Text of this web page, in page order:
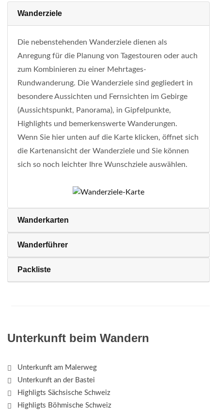
Wanderziele
Die nebenstehenden Wanderziele dienen als
Anregung für die Planung von Tagestouren oder auch
zum Kombinieren zu einer Mehrtages-
Rundwanderung. Die Wanderziele sind gegliedert in
besondere Aussichten und Fernsichten im Gebirge
(Aussichtspunkt, Panorama), in Gipfelpunkte,
Highlights und bemerkenswerte Wanderungen.
Wenn Sie hier unten auf die Karte klicken, öffnet sich
die Kartenansicht der Wanderziele und Sie können
sich so noch leichter Ihre Wunschziele auswählen.
Wanderkarten
Wanderführer
Packliste
Unterkunft beim Wandern
Unterkunft am Malerweg
Unterkunft an der Bastei
Highligts Sächsische Schweiz
Highligts Böhmische Schweiz